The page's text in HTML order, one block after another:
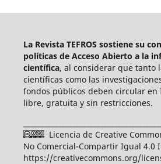
La Revista TEFROS sostiene su
políticas de Acceso Abierto a la
científica, al considerar que tanto
científicas como las
fondos públicos deben circular
libre, gratuita y sin restricciones.
Licencia de Creative
No Comercial-Compartir Igual 4.0
https://creativecommons.org/